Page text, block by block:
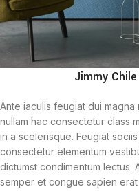
Jimmy
Ante iaculis feugiat dui
nullam hac consectetur class
in a scelerisque. Feugiat
consectetur elementum
dictumst condimentum lectus.
semper et congue sapien